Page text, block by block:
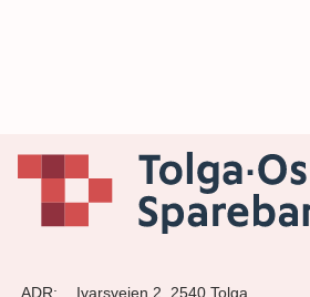
ADR: Ivarsveien 2, 2540 Tolga